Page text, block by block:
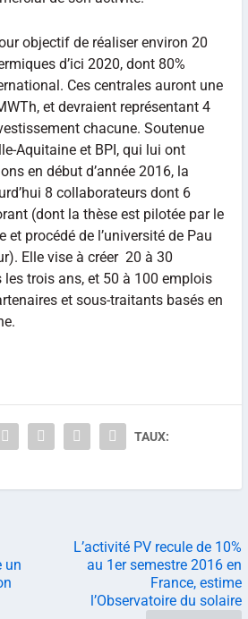
objectif de réaliser environ 20
d’ici 2020, dont 80%
Ces centrales auront une
et devraient représentant 4
chacune. Soutenue
Aquitaine et BPI, qui lui ont
en début d’année 2016, la
8 collaborateurs dont 6
(dont la thèse est pilotée par le
et procédé de l’université de Pau
Elle vise à créer 20 à 30
trois ans, et 50 à 100 emplois
et sous-traitants basés en
TAUX:
un
L’activité PV recule de 10%
au 1er semestre 2016 en
France, estime
l’Observatoire du solaire